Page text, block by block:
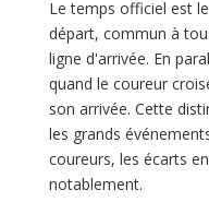
Le temps officiel est
départ, commun à
ligne d'arrivée. En
quand le coureur
son arrivée. Cette
les grands
coureurs, les écarts
notablement.